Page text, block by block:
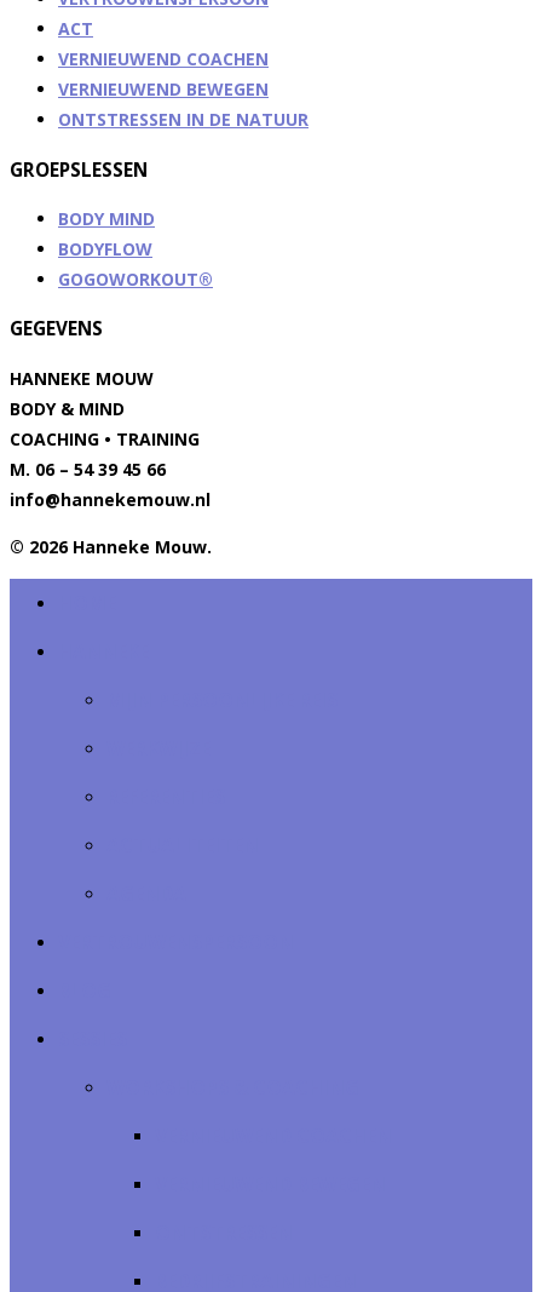
ACT
VERNIEUWEND COACHEN
VERNIEUWEND BEWEGEN
ONTSTRESSEN IN DE NATUUR
GROEPSLESSEN
BODY MIND
BODYFLOW
GOGOWORKOUT®
GEGEVENS
HANNEKE MOUW
BODY & MIND
COACHING • TRAINING
M. 06 – 54 39 45 66
info@hannekemouw.nl
© 2026 Hanneke Mouw.